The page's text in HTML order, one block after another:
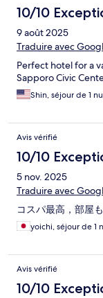
10/10
9 août 2025
Traduire avec
Perfect hotel for a
Sapporo Civic
Shin, séjour de 1
Avis vérifié
10/10
5 nov. 2025
Traduire avec
コスパ最高，部屋
yoichi, séjour de 1
Avis vérifié
10/10